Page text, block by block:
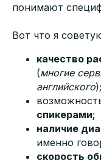
понимают
Вот что я
качество
(многие
английского);
спикерами;
наличие
именно
скорость